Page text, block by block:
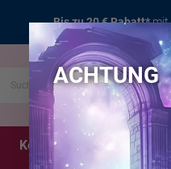
Bis zu 20 € Rabatt*mit
Kerzen
ACHTUNG